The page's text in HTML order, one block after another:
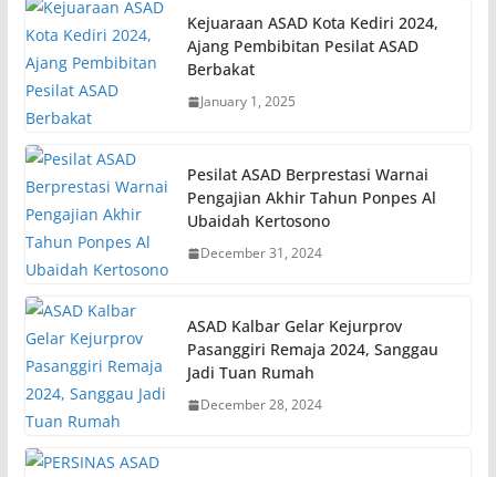
Kejuaraan ASAD Kota Kediri 2024,
Ajang Pembibitan Pesilat ASAD
Berbakat
January 1, 2025
Pesilat ASAD Berprestasi Warnai
Pengajian Akhir Tahun Ponpes Al
Ubaidah Kertosono
December 31, 2024
ASAD Kalbar Gelar Kejurprov
Pasanggiri Remaja 2024, Sanggau
Jadi Tuan Rumah
December 28, 2024